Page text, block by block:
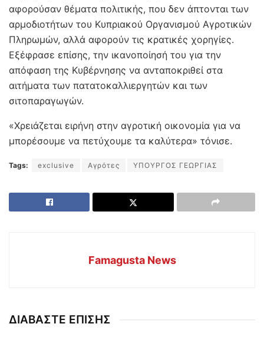
αφορούσαν θέματα πολιτικής, που δεν άπτονται των
αρμοδιοτήτων του Κυπριακού Οργανισμού Αγροτικών
Πληρωμών, αλλά αφορούν τις κρατικές χορηγίες.
Εξέφρασε επίσης, την ικανοποίησή του για την
απόφαση της Κυβέρνησης να ανταποκριθεί στα
αιτήματα των πατατοκαλλιεργητών και των
σιτοπαραγωγών.
«Χρειάζεται ειρήνη στην αγροτική οικονομία για να
μπορέσουμε να πετύχουμε τα καλύτερα» τόνισε.
Tags: exclusive Αγρότες ΥΠΟΥΡΓΟΣ ΓΕΩΡΓΙΑΣ
Famagusta News
ΔΙΑΒΑΣΤΕ ΕΠΙΣΗΣ